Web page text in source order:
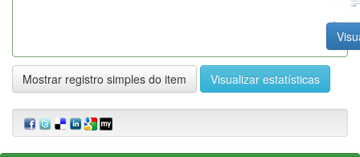
Mostrar registro simples do item Visualizar estatísticas